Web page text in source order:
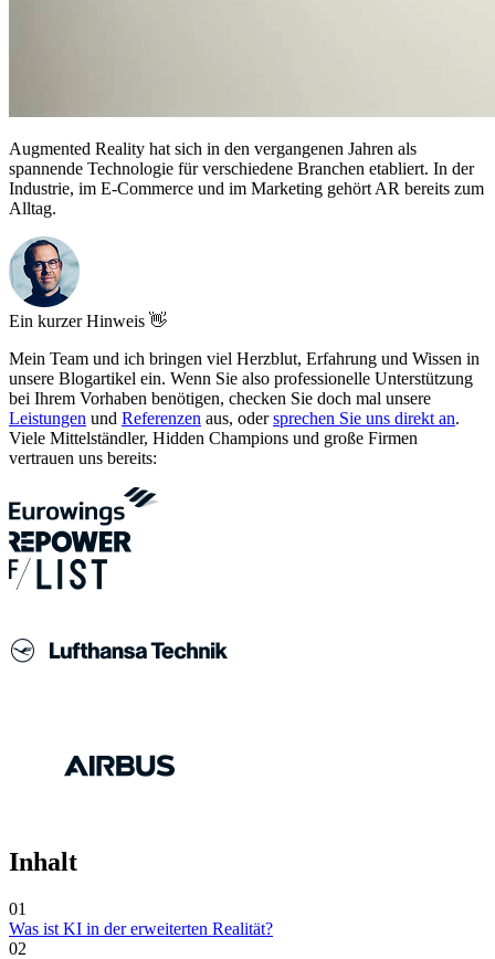
Augmented Reality hat sich in den vergangenen Jahren als
spannende Technologie für verschiedene Branchen etabliert. In der
Industrie, im E-Commerce und im Marketing gehört AR bereits zum
Alltag.
Ein kurzer Hinweis 👋
Mein Team und ich bringen viel Herzblut, Erfahrung und Wissen in
unsere Blogartikel ein. Wenn Sie also professionelle Unterstützung
bei Ihrem Vorhaben benötigen, checken Sie doch mal unsere
Leistungen und Referenzen aus, odersprechen Sie uns direkt an.
Viele Mittelständler, Hidden Champions und große Firmen
vertrauen uns bereits:
Inhalt
01
Was ist KI in der erweiterten Realität?
02